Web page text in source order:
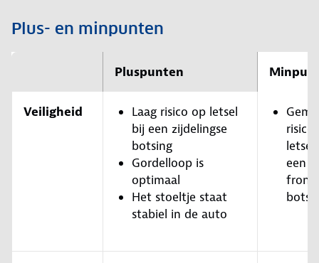
Plus- en minpunten
Pluspunten
Veiligheid
Laag risico op letsel
bij een zijdelingse
botsing
Gordelloop is
optimaal
Het stoeltje staat
stabiel in de auto
risico
letsel
een